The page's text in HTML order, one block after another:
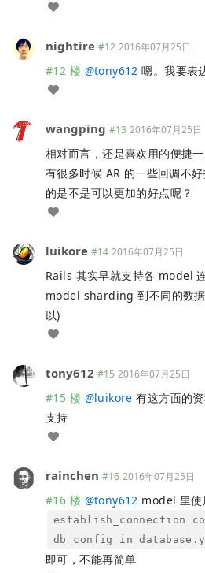
nightire #12 2016年07月25日
#12 楼 @tony612 嗯。我要表
wangping #13 2016年07月25日
相对而言，还是喜欢用的便捷
有很多时候 AR 的一些回调不
的是不是可以更加的好点呢？
luikore #14 2016年07月25日
Rails 其实早就支持各 model
model sharding 到不同的数
以)
tony612 #15 2016年07月25日
#15 楼 @luikore 有这方面的
支持
rainchen #16 2016年07月25日
#16 楼 @tony612 model 里使
establish_connection
即可，不能再简单